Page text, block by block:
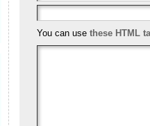
You can use these HTML